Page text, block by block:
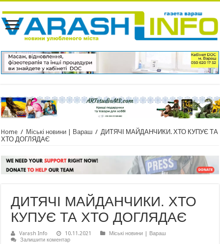
Home / Міські новини | Вараш / ДИТЯЧІ МАЙДАНЧИКИ. ХТО КУПУЄ ТА
ХТО ДОГЛЯДАЄ
ДИТЯЧІ МАЙДАНЧИКИ. ХТО
КУПУЄ ТА ХТО ДОГЛЯДАЄ
Varash Info 10.11.2021
Міські новини | Вараш
Залишити коментар